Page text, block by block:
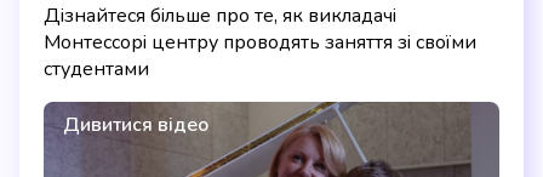
Дізнайтеся більше про те, як викладачі
Монтессорі центру проводять заняття зі своїми
студентами
Дивитися відео